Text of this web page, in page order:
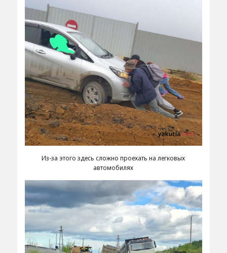
Из-за этого здесь сложно проехать на легковых
автомобилях